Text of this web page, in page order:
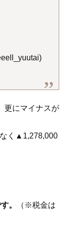
更にマイナスが
く▲1,278,000
。
（※税金は